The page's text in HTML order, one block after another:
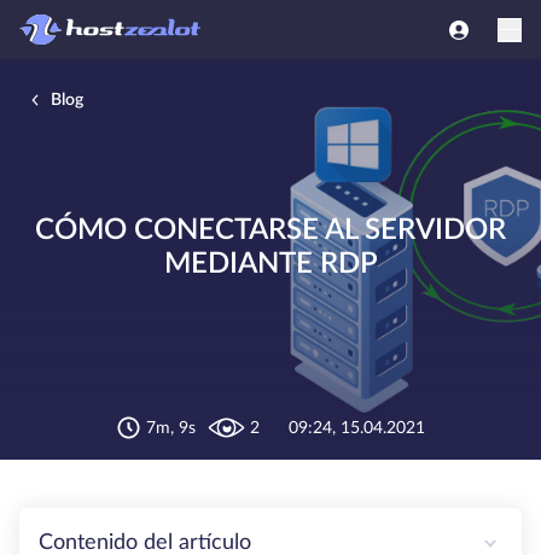
Blog
CÓMO CONECTARSE AL SERVIDOR
MEDIANTE RDP
7m, 9s 2 09:24, 15.04.2021
Contenido del artículo